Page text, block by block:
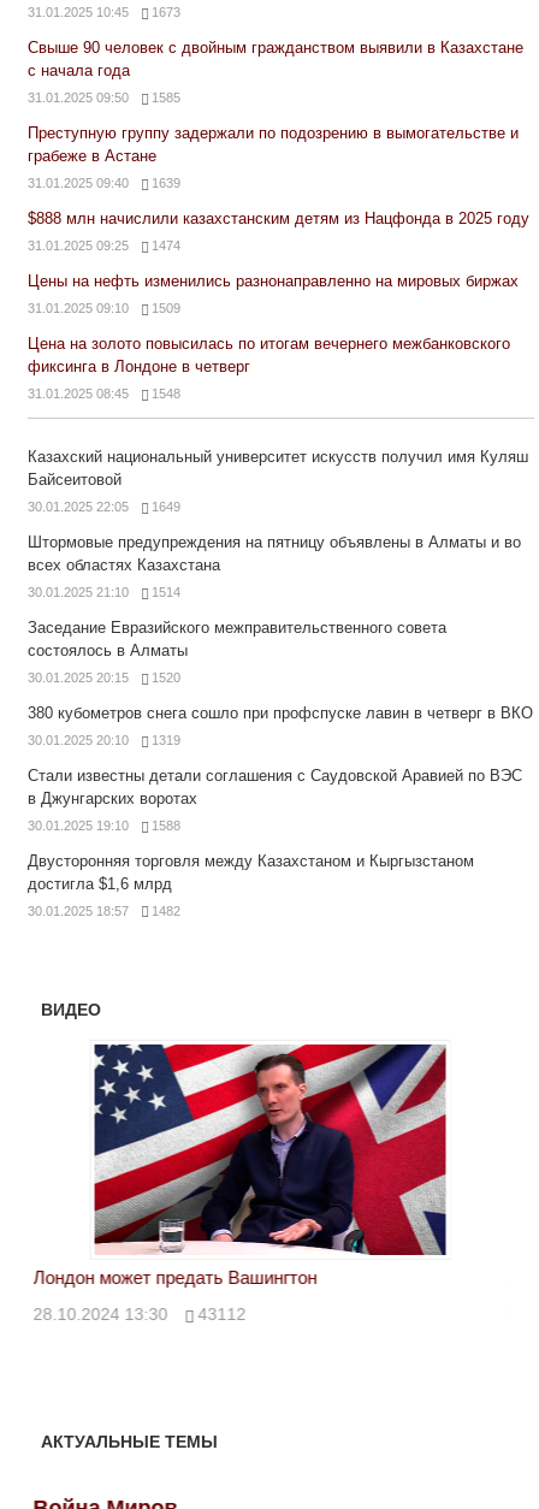
31.01.2025 10:45 1673
Свыше 90 человек с двойным гражданством выявили в Казахстане
с начала года
31.01.2025 09:50 1585
Преступную группу задержали по подозрению в вымогательстве и
грабеже в Астане
31.01.2025 09:40 1639
$888 млн начислили казахстанским детям из Нацфонда в 2025 году
31.01.2025 09:25 1474
Цены на нефть изменились разнонаправленно на мировых биржах
31.01.2025 09:10 1509
Цена на золото повысилась по итогам вечернего межбанковского
фиксинга в Лондоне в четверг
31.01.2025 08:45 1548
Казахский национальный университет искусств получил имя Куляш
Байсеитовой
30.01.2025 22:05 1649
Штормовые предупреждения на пятницу объявлены в Алматы и во
всех областях Казахстана
30.01.2025 21:10 1514
Заседание Евразийского межправительственного совета
состоялось в Алматы
30.01.2025 20:15 1520
380 кубометров снега сошло при профспуске лавин в четверг в ВКО
30.01.2025 20:10 1319
Стали известны детали соглашения с Саудовской Аравией по ВЭС
в Джунгарских воротах
30.01.2025 19:10 1588
Двусторонняя торговля между Казахстаном и Кыргызстаном
достигла $1,6 млрд
30.01.2025 18:57 1482
ВИДЕО
Лондон может предать Вашингтон
28.10.2024 13:30 43112
АКТУАЛЬНЫЕ ТЕМЫ